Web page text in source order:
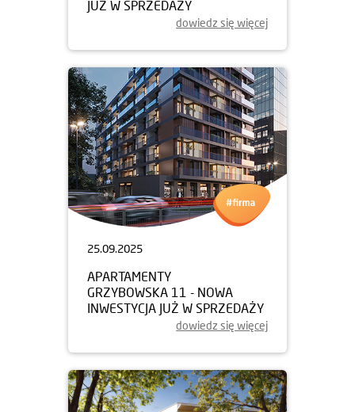
JUŻ W SPRZEDAŻY
dowiedz się więcej
25.09.2025
APARTAMENTY
GRZYBOWSKA 11 - NOWA
INWESTYCJA JUŻ W SPRZEDAŻY
dowiedz się więcej